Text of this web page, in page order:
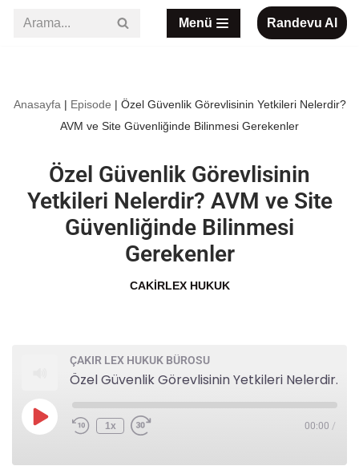
Menü Randevu Al
Anasayfa | Episode | Özel Güvenlik Görevlisinin Yetkileri Nelerdir?
AVM ve Site Güvenliğinde Bilinmesi Gerekenler
Özel Güvenlik Görevlisinin
Yetkileri Nelerdir? AVM ve Site
Güvenliğinde Bilinmesi
Gerekenler
CAKIRLEX HUKUK
ÇAKIR LEX HUKUK BÜROSU
Özel Güvenlik Görevlisinin Yetkileri Nelerdir? AVM ve Site Güvenliğinde Bilinmesi Gerekenler
1x 00:00 /